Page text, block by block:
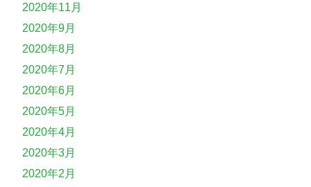
2020年11月
2020年9月
2020年8月
2020年7月
2020年6月
2020年5月
2020年4月
2020年3月
2020年2月